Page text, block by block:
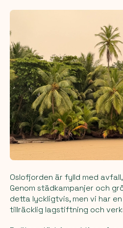
Oslofjorden är fylld med
Genom städkampanjer och
detta lyckligtvis, men vi har
tillräcklig lagstiftning och